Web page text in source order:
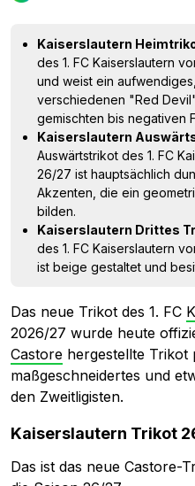
Kaiserslautern
des 1. FC Kaiserslautern
und weist ein
verschiedenen "Red
gemischten bis negativen
Kaiserslautern
Auswärtstrikot des 1. FC
26/27 ist hauptsächlich
Akzenten, die ein
bilden.
Kaiserslautern Drittes
des 1. FC Kaiserslautern
ist beige gestaltet und
Das neue Trikot des 1. FC
2026/27 wurde heute
Castore hergestellte Trikot
maßgeschneidertes und
den Zweitligisten.
Kaiserslautern Trikot
Das ist das neue Castore-